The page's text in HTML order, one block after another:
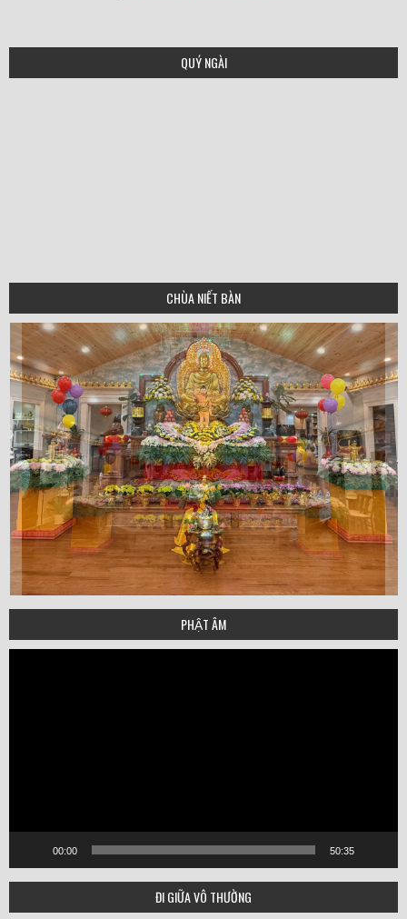
QUÝ NGÀI
CHÙA NIẾT BÀN
PHẬT ÂM
00:00 50:35
ĐI GIỮA VÔ THƯỜNG